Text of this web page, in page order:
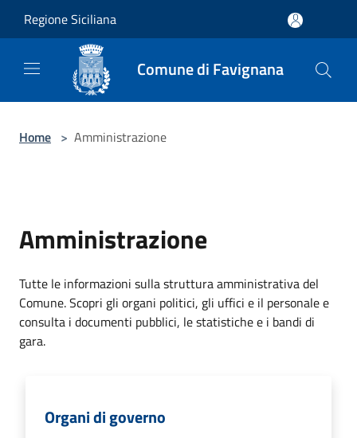
Regione Siciliana
Comune di Favignana
Home > Amministrazione
Amministrazione
Tutte le informazioni sulla struttura amministrativa del
Comune. Scopri gli organi politici, gli uffici e il personale e
consulta i documenti pubblici, le statistiche e i bandi di
gara.
Organi di governo